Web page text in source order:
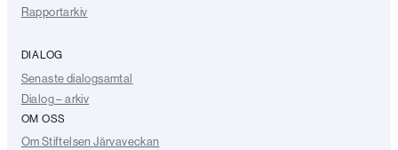
Rapportarkiv
DIALOG
Senaste dialogsamtal
Dialog – arkiv
OM OSS
Om Stiftelsen Järvaveckan